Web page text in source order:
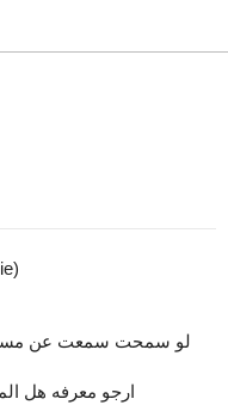
لو سمحت سمعت عن
ارجو معرفه هل